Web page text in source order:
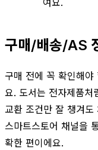
구매/배송/AS
구매 전에 꼭 확인해야
요. 도서는 전자제품
교환 조건만 잘 챙겨도
스마트스토어 채널을
확한 편이에요.